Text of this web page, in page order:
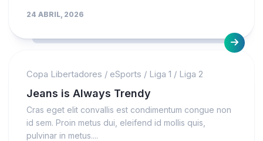
24 ABRIL, 2026
Copa Libertadores / eSports / Liga 1 / Liga 2
Jeans is Always Trendy
Cras eget elit convallis est condimentum congue non
id sem. Proin metus dui, eleifend id mollis quis,
pulvinar in metus....